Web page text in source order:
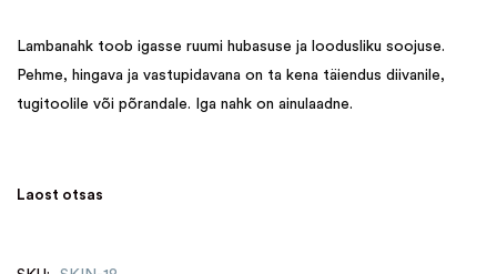
Lambanahk toob igasse ruumi hubasuse ja loodusliku soojuse.
Pehme, hingava ja vastupidavana on ta kena täiendus diivanile,
tugitoolile või põrandale. Iga nahk on ainulaadne.
Laost otsas